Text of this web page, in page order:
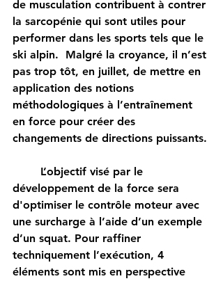
de musculation contribuent à contrer
la sarcopénie qui sont utiles pour
performer dans les sports tels que le
ski alpin.  Malgré la croyance, il n’est
pas trop tôt, en juillet, de mettre en
application des notions
méthodologiques à l’entraînement
en force pour créer des
changements de directions puissants.
développement de la force sera
d'optimiser le contrôle moteur avec
une surcharge à l’aide d’un exemple
d’un squat. Pour raffiner
techniquement l’exécution, 4
éléments sont mis en perspective